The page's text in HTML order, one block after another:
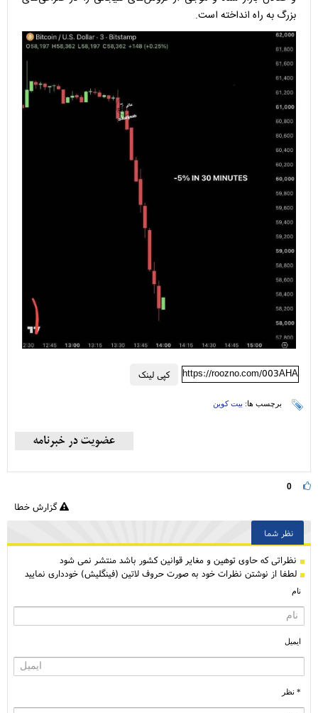
بزرگ به راه انداخته است.
کپی لینک https://roozno.com/003AHA
برچسب ها: بیت کوین
0
گزارش خطا
نظر شما
نظراتی كه حاوی توهین و مغایر قوانین کشور باشد منتشر نمی شود
لطفا از نوشتن نظرات خود به صورت حروف لاتین (فینگلیش) خودداری نمایید
نام
ایمیل
* نظر